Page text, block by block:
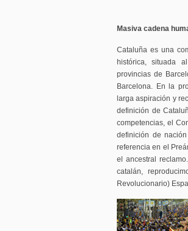
Masiva cadena
Cataluña es una
histórica, situada
provincias de
Barcelona. En la
larga aspiración y
definición de
competencias, el
definición de
referencia en el
el ancestral
catalán,
Revolucionario)